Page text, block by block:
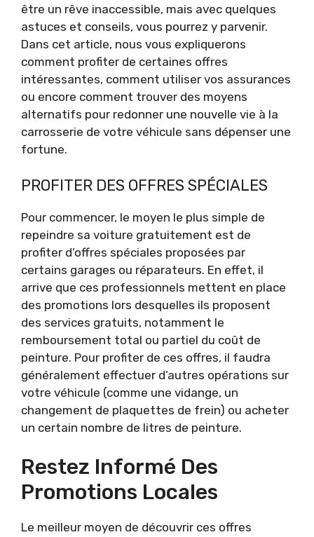
être un rêve inaccessible, mais avec quelques
astuces et conseils, vous pourrez y parvenir.
Dans cet article, nous vous expliquerons
comment profiter de certaines offres
intéressantes, comment utiliser vos assurances
ou encore comment trouver des moyens
alternatifs pour redonner une nouvelle vie à la
carrosserie de votre véhicule sans dépenser une
fortune.
PROFITER DES OFFRES SPÉCIALES
Pour commencer, le moyen le plus simple de
repeindre sa voiture gratuitement est de
profiter d’offres spéciales proposées par
certains garages ou réparateurs. En effet, il
arrive que ces professionnels mettent en place
des promotions lors desquelles ils proposent
des services gratuits, notamment le
remboursement total ou partiel du coût de
peinture. Pour profiter de ces offres, il faudra
généralement effectuer d’autres opérations sur
votre véhicule (comme une vidange, un
changement de plaquettes de frein) ou acheter
un certain nombre de litres de peinture.
Restez Informé Des
Promotions Locales
Le meilleur moyen de découvrir ces offres